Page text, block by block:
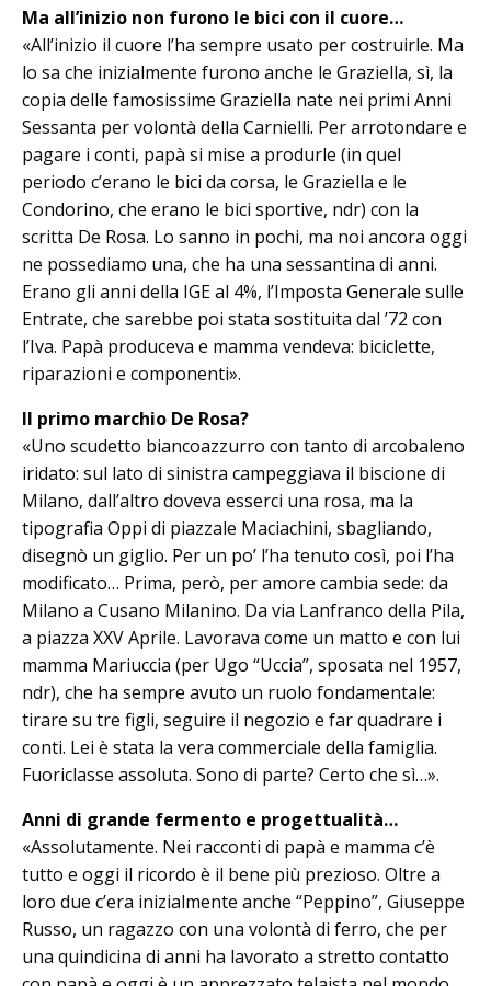
Ma all’inizio non furono le bici con il cuore…
«All’inizio il cuore l’ha sempre usato per costruirle. Ma
lo sa che inizialmente furono anche le Graziella, sì, la
co­pia delle famosissime Graziella nate nei primi Anni
Sessanta per volontà della Carnielli. Per arrotondare e
pagare i conti, papà si mise a produrle (in quel
periodo c’erano le bici da corsa, le Graziella e le
Condorino, che erano le bici sportive, ndr) con la
scritta De Ro­sa. Lo sanno in pochi, ma noi ancora oggi
ne possediamo una, che ha una sessantina di anni.
Erano gli anni della IGE al 4%, l’Imposta Generale sulle
Entrate, che sarebbe poi stata sostituita dal ’72 con
l’Iva. Papà produceva e mamma vendeva: biciclette,
riparazioni e componenti».
Il primo marchio De Rosa?
«Uno scudetto biancoazzurro con tan­to di arcobaleno
iridato: sul lato di sinistra campeggiava il biscione di
Milano, dall’altro doveva esserci una rosa, ma la
tipografia Oppi di piazzale Ma­cia­chini, sbagliando,
disegnò un giglio. Per un po’ l’ha tenuto così, poi l’ha
mo­dificato… Prima, però, per amore cambia sede: da
Milano a Cusano Mi­la­nino. Da via Lanfranco della Pila,
a piazza XXV Aprile. La­vo­rava come un matto e con lui
mamma Mariuccia (per Ugo “Uccia”, sposata nel 1957,
ndr), che ha sempre avuto un ruolo fondamentale:
tirare su tre figli, seguire il negozio e far quadrare i
conti. Lei è stata la vera commerciale della famiglia.
Fuoriclasse assoluta. Sono di par­te? Certo che sì…».
Anni di grande fermento e progettualità…
«Assolutamente. Nei racconti di papà e mamma c’è
tutto e oggi il ricordo è il bene più prezioso. Oltre a
loro due c’era inizialmente anche “Peppino”, Giuseppe
Russo, un ragazzo con una volontà di ferro, che per
una quindicina di anni ha lavorato a stretto contatto